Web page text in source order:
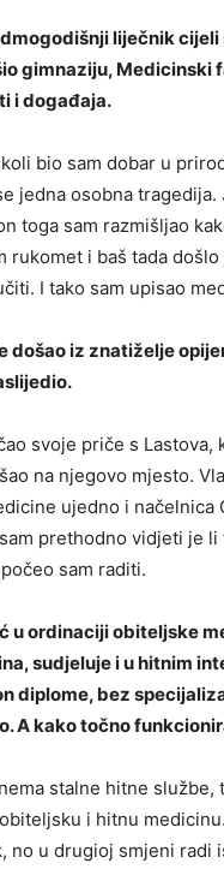
liječnik
gimnaziju, Medicinski
i događaja.
bio sam dobar u
jedna osobna
toga sam razmišljao
rukomet i baš tada
I tako sam upisao
došao iz znatiželje
svoje priče s
na njegovo mjesto.
ujedno i načelnica
prethodno vidjeti je
sam raditi.
u ordinaciji obiteljske
sudjeluje i u hitnim
diplome, bez
A kako točno
stalne hitne službe,
i hitnu
no u drugioj smjeni radi